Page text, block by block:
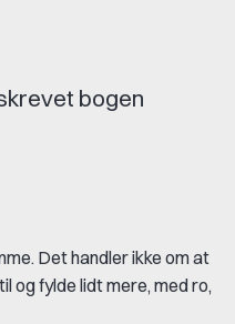
bogen
Det handler ikke om at
og fylde lidt mere, med ro,